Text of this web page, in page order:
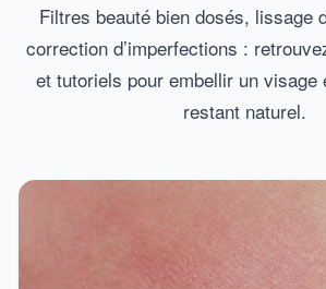
Filtres beauté bien dosés, lissage
correction d’imperfections :
et tutoriels pour embellir un visage
restant naturel.